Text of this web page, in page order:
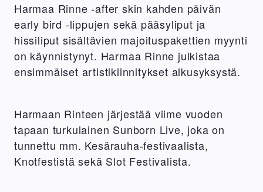
Harmaa Rinne -after skin kahden päivän
early bird -lippujen sekä pääsyliput ja
hissiliput sisältävien majoituspakettien myynti
on käynnistynyt. Harmaa Rinne julkistaa
ensimmäiset artistikiinnitykset alkusyksystä.
Harmaan Rinteen järjestää viime vuoden
tapaan turkulainen Sunborn Live, joka on
tunnettu mm. Kesärauha-festivaalista,
Knotfestistä sekä Slot Festivalista.